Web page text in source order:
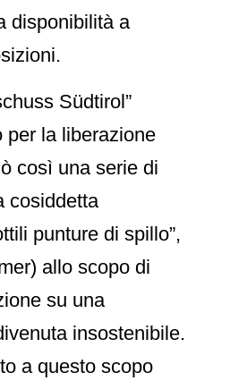
disponibilità a
Südtirol”
per la liberazione
così una serie di
cosiddetta
punture di spillo”,
allo scopo di
su una
insostenibile.
a questo scopo